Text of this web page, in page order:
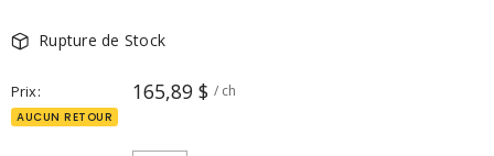
Rupture de Stock
Prix 165,89 $ / ch
AUCUN RETOUR